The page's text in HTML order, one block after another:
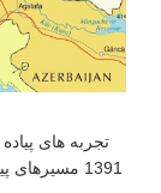
تجربه های
1391